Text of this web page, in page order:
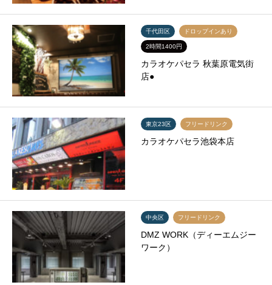
千代田区 ドロップインあり
2時間1400円
カラオケパセラ 秋葉原電気街
店●
東京23区 フリードリンク
カラオケパセラ池袋本店
中央区 フリードリンク
DMZ WORK（ディーエムジー
ワーク）